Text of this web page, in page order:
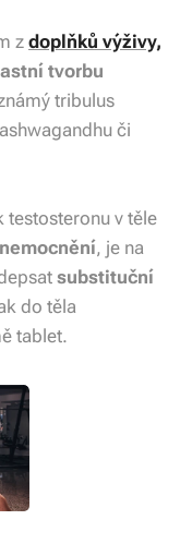
z doplňků výživy,
tvorbu
tribulus
či
testosteronu v těle
, je na
substituční
do těla
tablet.